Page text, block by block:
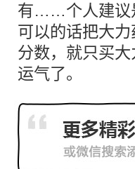
有……个人建议
可以的话把大
分数，就只买
运气了。